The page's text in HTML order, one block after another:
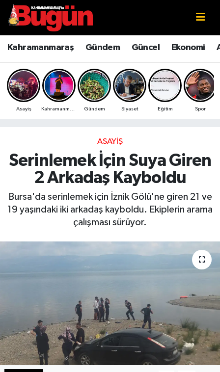
Kahramanmaraş Gündem Güncel Ekonomi
Asayiş Gündem Siyaset Eğitim Spor
ASAYIŞ
Serinlemek İçin Suya Giren
2 Arkadaş Kayboldu
Bursa'da serinlemek için İznik Gölü'ne giren 21 ve
19 yaşındaki iki arkadaş kayboldu. Ekiplerin arama
çalışması sürüyor.
Kahramanmaraş
Kahramanmaraş Sokak Röportajları
Bilim ve Teknoloji
Çevre
Ekonomi
Güncel
Manşetler
Resmi İlan
Kahramanmaraş Nöbetçi Eczaneler
Kahramanmaraş Hava Durumu
Kahramanmaraş Namaz Vakitleri
Kahramanmaraş Trafik Yoğunluk Haritası
Süper Lig Puan Durumu ve Fikstür
Tüm Manşetler
Son Dakika Haberleri
Haber Arşivi